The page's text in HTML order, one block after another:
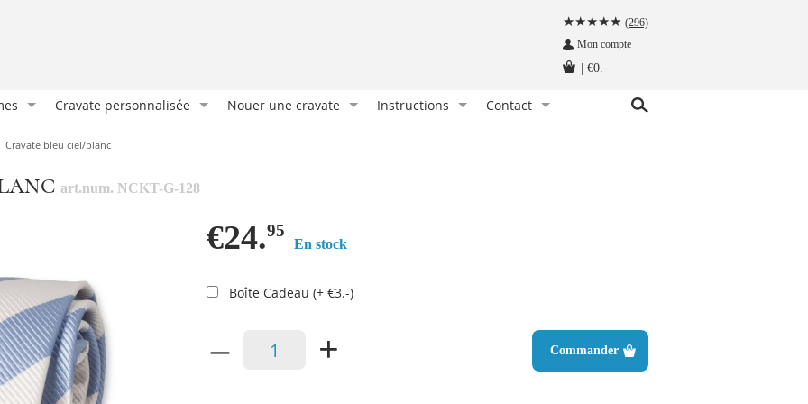
(296)
Mon compte
€0.-
Cravate personnalisée
Cravates et foulards
Accessoires personnalisés
Nouer une cravate
Double nœud Windsor
Nœud Manhattan
Instructions
Contact
Cravate bleu ciel/blanc
art.num. NCKT-G-128
€24.95
En stock
Boîte Cadeau (+ €3.-)
– + Commander